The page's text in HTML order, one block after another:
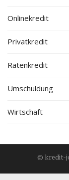
Onlinekredit
Privatkredit
Ratenkredit
Umschuldung
Wirtschaft
© kredit-